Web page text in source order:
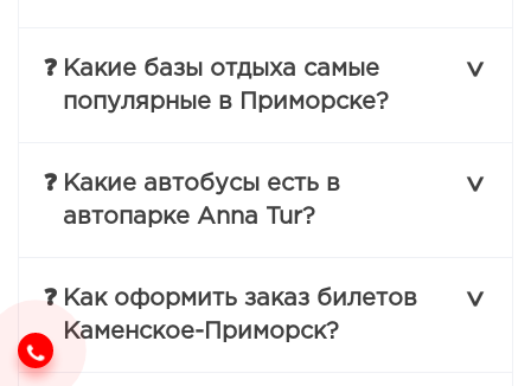
❓ Какие базы отдыха самые
популярные в Приморске?
❓ Какие автобусы есть в
автопарке Anna Tur?
❓ Как оформить заказ билетов
Каменское-Приморск?